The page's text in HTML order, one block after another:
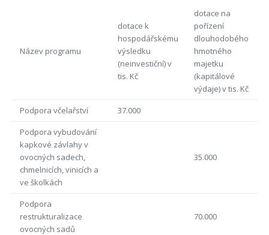
Název programu
dotace k
hospodářskému
výsledku
(neinvestiční) v
tis. Kč
dotace na
pořízení
dlouhodobého
hmotného
majetku
(kapitálové
výdaje) v tis. Kč
Podpora včelařství
37.000
Podpora vybudování
kapkové závlahy v
ovocných sadech,
chmelnicích, vinicích a
ve školkách
35.000
Podpora
restrukturalizace
ovocných sadů
70.000